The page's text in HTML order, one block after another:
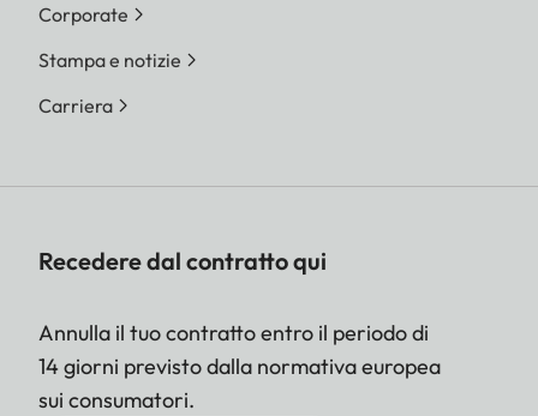
Corporate
Stampa e notizie
Carriera
Recedere dal contratto qui
Annulla il tuo contratto entro il periodo di
14 giorni previsto dalla normativa europea
sui consumatori.